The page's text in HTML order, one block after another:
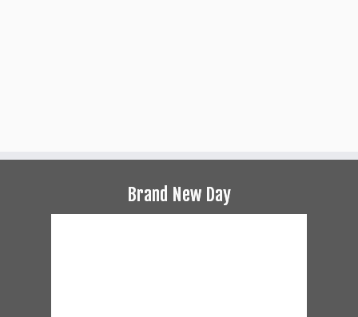
Brand New Day